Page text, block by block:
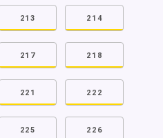
213 214
217 218
221 222
225 226